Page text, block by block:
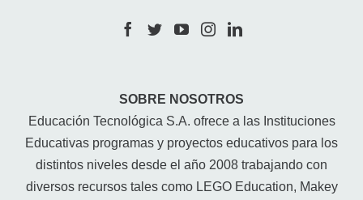
SOBRE NOSOTROS
Educación Tecnológica S.A. ofrece a las Instituciones
Educativas programas y proyectos educativos para los
distintos niveles desde el año 2008 trabajando con
diversos recursos tales como LEGO Education, Makey